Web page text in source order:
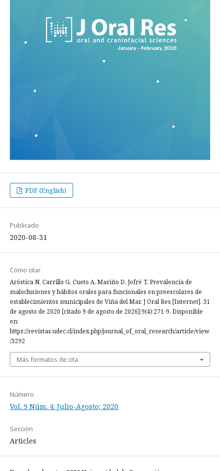
PDF (English)
Publicado
2020-08-31
Cómo citar
Aróstica N, Carrillo G, Cueto A, Mariño D, Jofré T. Prevalencia de
maloclusiones y hábitos orales para funcionales en preescolares de
establecimientos municipales de Viña del Mar. J Oral Res [Internet]. 31
de agosto de 2020 [citado 9 de agosto de 2026];9(4):271-9. Disponible
en:
https://revistas.udec.cl/index.php/journal_of_oral_research/article/view
/3292
Más formatos de cita
Número
Vol. 9 Núm. 4: Julio-Agosto; 2020
Sección
Articles